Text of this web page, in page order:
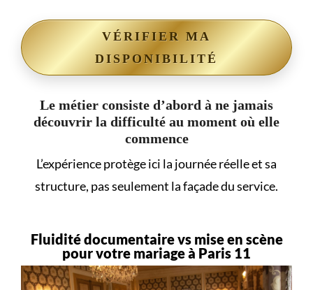
VÉRIFIER MA
DISPONIBILITÉ
Le métier consiste d’abord à ne jamais
découvrir la difficulté au moment où elle
commence
L’expérience protège ici la journée réelle et sa
structure, pas seulement la façade du service.
Fluidité documentaire vs mise en scène
pour votre mariage à Paris 11